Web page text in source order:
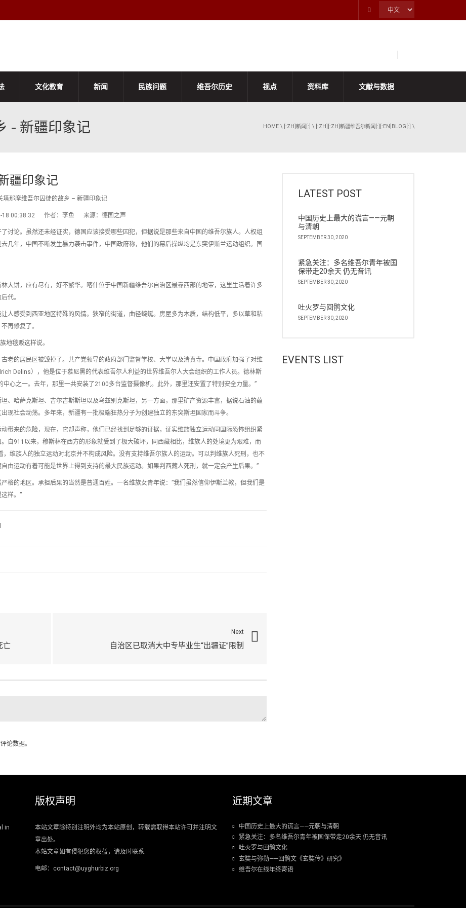
文化教育 新闻 民族问题 维吾尔历史 视点 资料库 文献与数据
- 新疆印象记 HOME \ [:ZH]新闻[:] \ [:ZH][:ZH]新疆维吾尔新闻[:][:EN]BLOG[:] \
疆印象记
塔那摩维吾尔囚徒的故乡 – 新疆印象记
18 00:38:32 作者：李鱼 来源：德国之声
讨论。虽然还未经证实，德国应该接受哪些囚犯，但据说是那些来自中国的维吾尔族人。人权组
几年，中国不断发生暴力袭击事件，中国政府称，他们的幕后操纵均是东突伊斯兰运动组织。国
大饼，应有尽有，好不繁华。喀什位于中国新疆维吾尔自治区最靠西部的地带，这里生活着许多
代。
人感受到西亚地区特殊的风情。狭窄的街道，曲径蜿蜒。房屋多为木质，结构低平，多以草和粘
再修复了。
地毯贩这样说。
老的居民区被毁掉了。共产党领导的政府部门监督学校、大学以及清真寺。中国政府加强了对维
Delins），他是位于慕尼黑的代表维吾尔人利益的世界维吾尔人大会组织的工作人员。德林斯
心之一。去年，那里一共安装了2100多台监督摄像机。此外，那里还安置了特别安全力量。”
、哈萨克斯坦、吉尔吉斯斯坦以及乌兹别克斯坦，另一方面，那里矿产资源丰富，据说石油的蕴
现社会动荡。多年来，新疆有一批极端狂热分子为创建独立的东突斯坦国家而斗争。
带来的危险，现在，它却声称，他们已经找到足够的证据，证实维族独立运动同国际恐怖组织紧
自911以来，穆斯林在西方的形象就受到了极大破坏，同西藏相比，维族人的处境更为艰难，而
维族人的独立运动对北京并不构成风险。没有支持维吾尔族人的运动。可以判维族人死刑，也不
由运动有着可能是世界上得到支持的最大民族运动。如果判西藏人死刑，就一定会产生后果。”
格的地区。承担后果的当然是普通百姓。一名维族女青年说：”我们虽然信仰伊斯兰教，但我们是
样。”
亡
Next
自治区已取消大中专毕业生“出疆证”限制
论数据。
LATEST POST
中国历史上最大的谎言——元朝
与清朝
SEPTEMBER 30, 2020
紧急关注：多名维吾尔青年被国
保带走20余天 仍无音讯
SEPTEMBER 30, 2020
吐火罗与回鹘文化
SEPTEMBER 30, 2020
EVENTS LIST
in
版权声明
本站文章除特别注明外均为本站原创，转载需取得本站许可并注明文
章出处。
本站文章如有侵犯您的权益，请及时联系.
电邮：contact@uyghurbiz.org
近期文章
中国历史上最大的谎言——元朝与清朝
紧急关注：多名维吾尔青年被国保带走20余天 仍无音讯
吐火罗与回鹘文化
玄奘与弥勒——回鹘文《玄奘传》研究》
维吾尔在线年终寄语